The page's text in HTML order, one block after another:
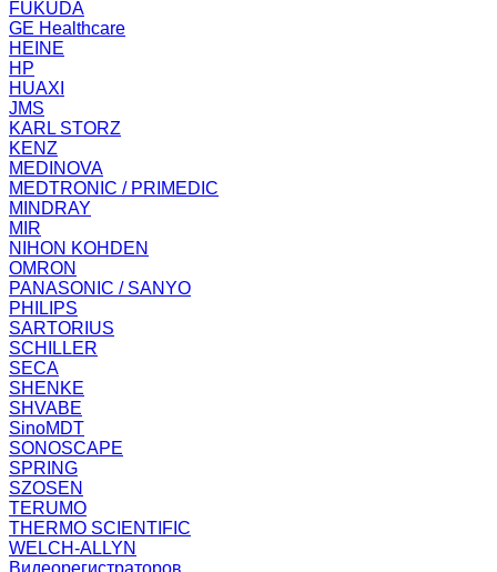
FUKUDA
GE Healthcare
HEINE
HP
HUAXI
JMS
KARL STORZ
KENZ
MEDINOVA
MEDTRONIC / PRIMEDIC
MINDRAY
MIR
NIHON KOHDEN
OMRON
PANASONIC / SANYO
PHILIPS
SARTORIUS
SCHILLER
SECA
SHENKE
SHVABE
SinoMDT
SONOSCAPE
SPRING
SZOSEN
TERUMO
THERMO SCIENTIFIC
WELCH-ALLYN
Видеорегистраторов